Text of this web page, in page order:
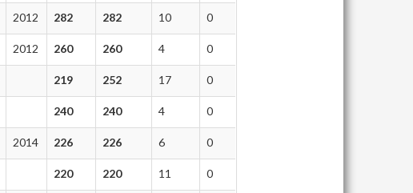
2012 282 282 10 0
2012 260 260 4 0
219 252 17 0
240 240 4 0
2014 226 226 6 0
220 220 11 0